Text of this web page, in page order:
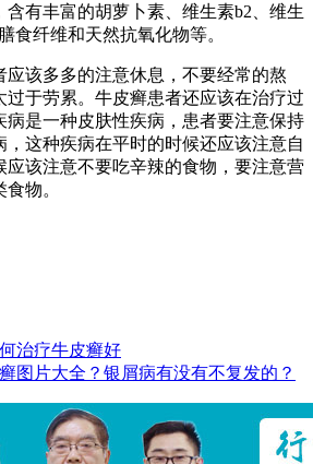
含有丰富的胡萝卜素、维生素b2、维生
食纤维和天然抗氧化物等。
应该多多的注意休息，不要经常的熬
过于劳累。牛皮癣患者还应该在治疗过
病是一种皮肤性疾病，患者要注意保持
，这种疾病在平时的时候还应该注意自
应该注意不要吃辛辣的食物，要注意营
物。
治疗牛皮癣好
图片大全？银屑病有没有不复发的？